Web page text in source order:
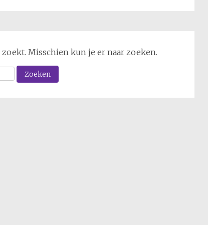
Misschien kun je er naar zoeken.